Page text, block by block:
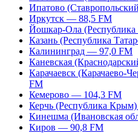
Ипатово
Иркутск — 88,5 FM
Йошкар-Ола
Казань (Республика
Калининград — 97,0 FM
Каневская
Карачаевск (Карачаево-
FM
Кемерово — 104,3 FM
Керчь (Республика
Кинешма (Ивановская
Киров — 90,8 FM